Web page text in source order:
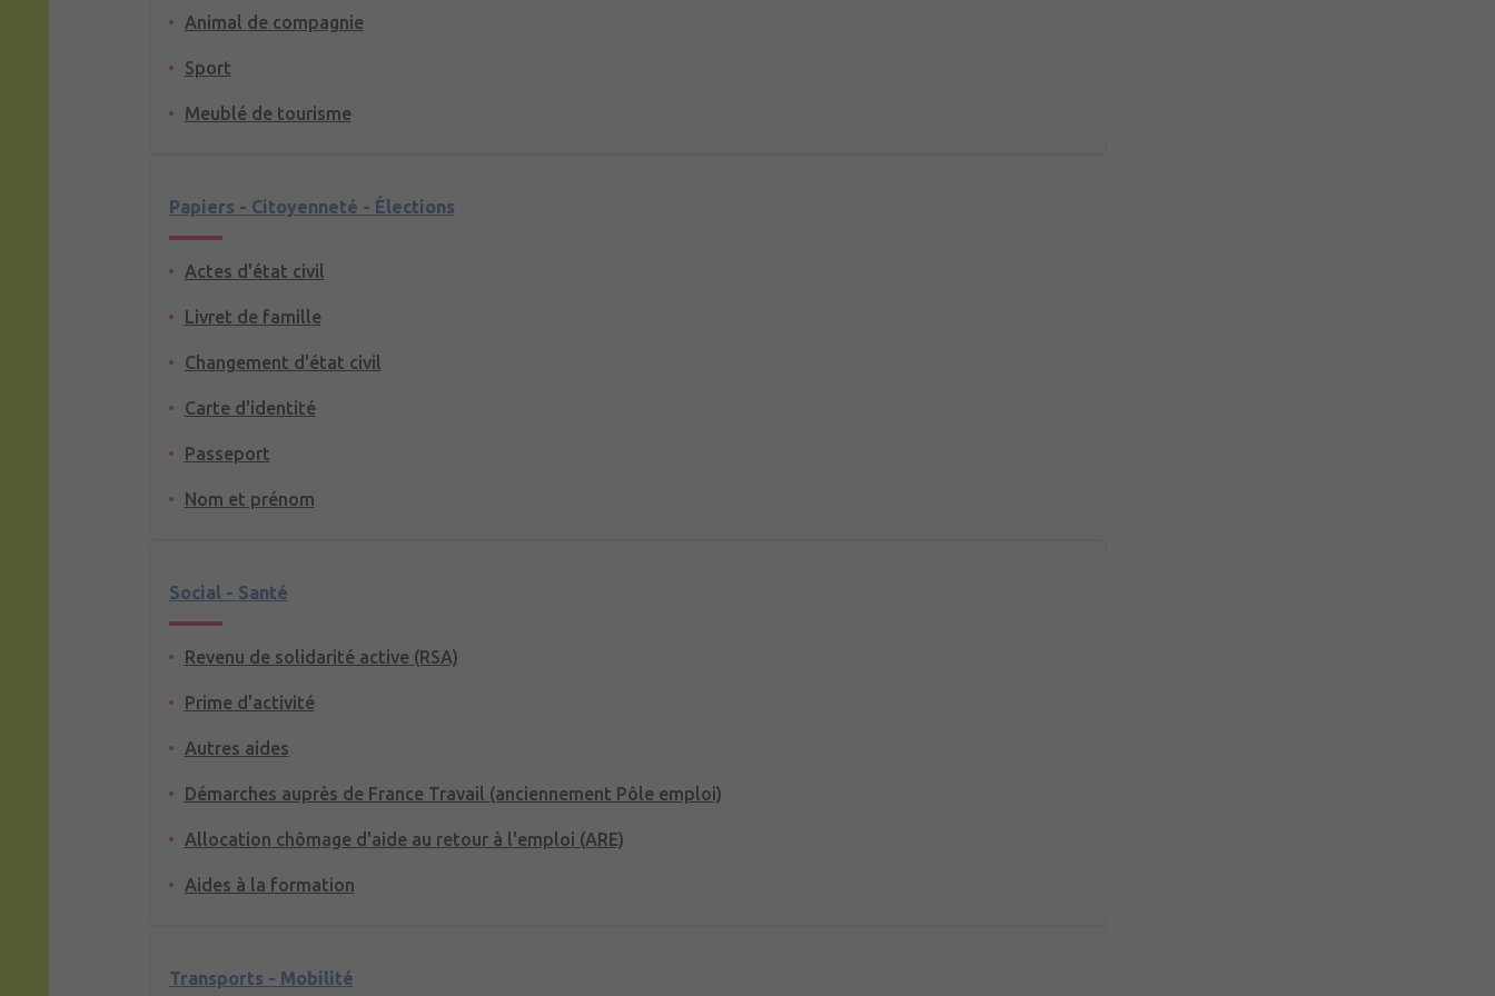
Animal de compagnie
Sport
Meublé de tourisme
Papiers - Citoyenneté - Élections
Actes d'état civil
Livret de famille
Changement d'état civil
Carte d'identité
Passeport
Nom et prénom
Social - Santé
Revenu de solidarité active (RSA)
Prime d'activité
Autres aides
Démarches auprès de France Travail (anciennement Pôle emploi)
Allocation chômage d'aide au retour à l'emploi (ARE)
Aides à la formation
Transports - Mobilité